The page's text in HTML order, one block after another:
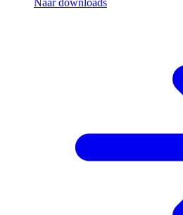
Naar downloads